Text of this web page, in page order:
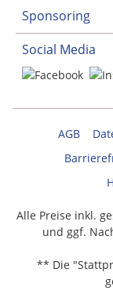
Sponsoring
Social Media
AGB
Alle Preise inkl.
und ggf.
** Die